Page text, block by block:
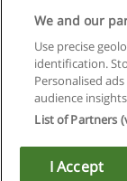
Copyright ©
We and our
Use precise
identification.
Personalised
audience
List of Partners
I Accept